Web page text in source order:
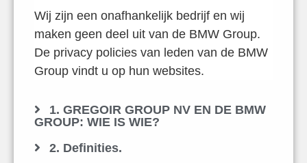
Wij zijn een onafhankelijk bedrijf en wij
maken geen deel uit van de BMW Group.
De privacy policies van leden van de BMW
Group vindt u op hun websites.
1. GREGOIR GROUP NV EN DE BMW
GROUP: WIE IS WIE?
2. Definities.